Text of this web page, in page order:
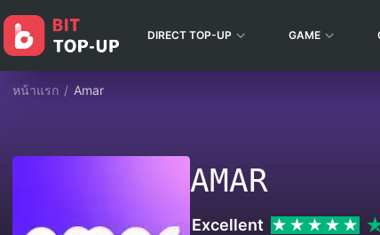
DIRECT TOP-UP GAME
หน้าแรก / Amar
AMAR
Excellent